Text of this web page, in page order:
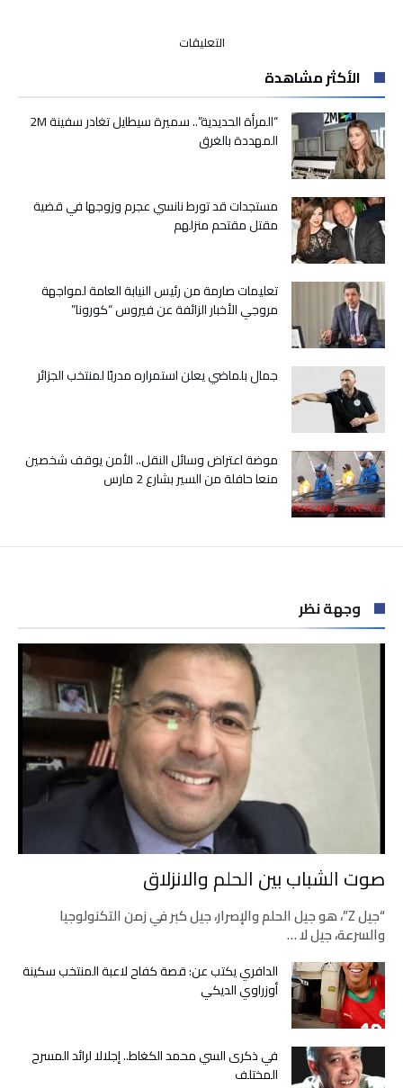
التعليقات
برلمانيا..
مجلس
النواب
“القانون
الانتخابي”
الأكثر مشاهدة
“المرأة الحديدية”.. سميرة سيطايل تغادر سفينة 2M
المهددة بالغرق
مستجدات قد تورط نانسي عجرم وزوجها في قضية
مقتل مقتحم منزلهم
تعليمات صارمة من رئيس النيابة العامة لمواجهة
مروجي الأخبار الزائفة عن فيروس “كورونا”
جمال بلماضي يعلن استمراره مدربًا لمنتخب الجزائر
موضة اعتراض وسائل النقل.. الأمن يوقف شخصين
منعا حافلة من السير بشارع 2 مارس
وجهة نظر
صوت الشباب بين الحلم والانزلاق
“جيل Z”، هو جيل الحلم والإصرار، جيل كبر في زمن التكنولوجيا
والسرعة، جيل لا …
الدافري يكتب عن: قصة كفاح لاعبة المنتخب سكينة
أوزراوي الديكي
في ذكرى السي محمد الكغاط.. إجلالا لرائد المسرح
المختلف